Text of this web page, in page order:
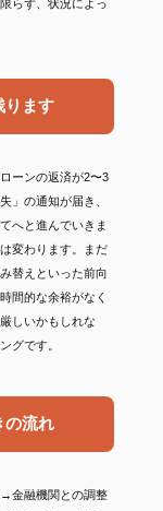
らず、状況によっ
ります
ーンの返済が2〜3
」の通知が届き、
へと進んでいきま
変わります。まだ
替えといった前向
間的な余裕がなく
しいかもしれな
グです。
の流れ
金融機関との調整